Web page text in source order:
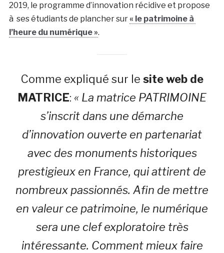
2019, le programme d’innovation récidive et propose
à ses étudiants de plancher sur« le patrimoine à
l’heure du numérique ».
Comme expliqué sur le site web de
MATRICE: « La matrice PATRIMOINE
s’inscrit dans une démarche
d’innovation ouverte en partenariat
avec des monuments historiques
prestigieux en France, qui attirent de
nombreux passionnés. Afin de mettre
en valeur ce patrimoine, le numérique
sera une clef exploratoire très
intéressante. Comment mieux faire